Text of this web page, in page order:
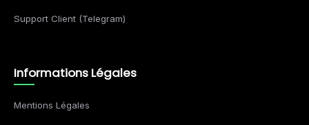
Support Client (Telegram)
Informations Légales
Mentions Légales